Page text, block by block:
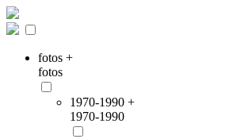
fotos +
fotos
1970-1990 +
1970-1990